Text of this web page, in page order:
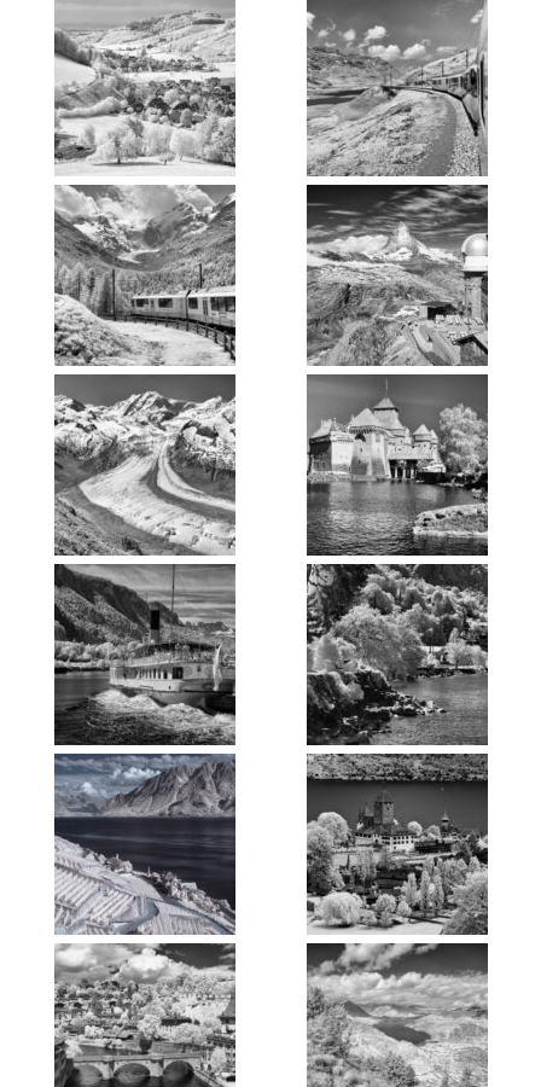
MUSENBLÄTTER
ÜBER MICH
IMPRESSUM
DATENSCHUTZERKLÄRUNG